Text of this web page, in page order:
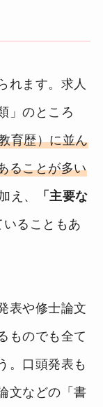
れます。求人
」のところ
育歴）に並ん
ることが多い
え、
「主要な
いることもあ
表や修士論文
ものでも全て
。口頭発表も
文などの「書